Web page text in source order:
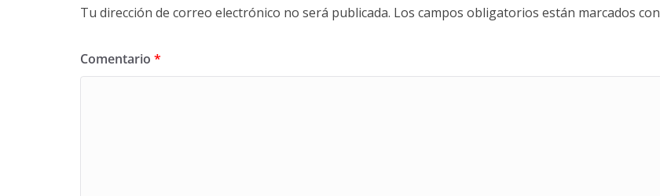
Tu dirección de correo electrónico no será publicada. Los campos obligatorios están marcados con
Comentario *